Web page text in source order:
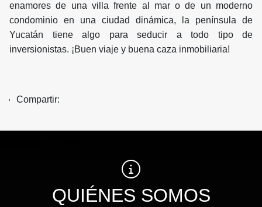
enamores de una villa frente al mar o de un moderno
condominio en una ciudad dinámica, la península de
Yucatán tiene algo para seducir a todo tipo de
inversionistas. ¡Buen viaje y buena caza inmobiliaria!
Compartir:
QUIÉNES SOMOS